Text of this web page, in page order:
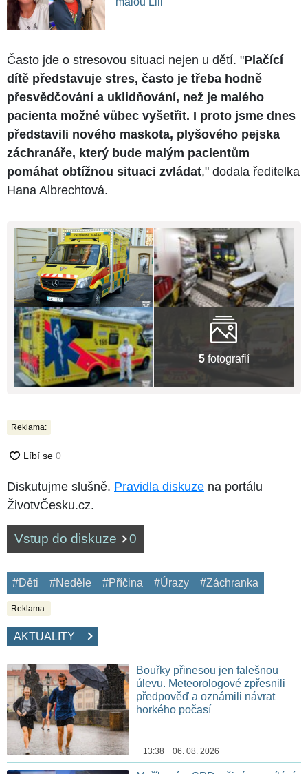
Často jde o stresovou situaci nejen u dětí. "Plačící
dítě představuje stres, často je třeba hodně
přesvědčování a uklidňování, než je malého
pacienta možné vůbec vyšetřit. I proto jsme dnes
představili nového maskota, plyšového pejska
záchranáře, který bude malým pacientům
pomáhat obtížnou situaci zvládat," dodala ředitelka
Hana Albrechtová.
5fotografií
Reklama:
Diskutujme slušně. Pravidla diskuze na portálu
ŽivotvČesku.cz.
Vstup do diskuze 0
#Děti #Neděle #Příčina #Úrazy #Záchranka
Reklama:
AKTUALITY
Bouřky přinesou jen falešnou
úlevu. Meteorologové zpřesnili
předpověď a oznámili návrat
horkého počasí
13:38 06. 08. 2026